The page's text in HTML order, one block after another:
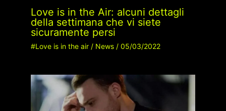
Love is in the Air: alcuni dettagli
della settimana che vi siete
sicuramente persi
#Love is in the air/ News/ 05/03/2022